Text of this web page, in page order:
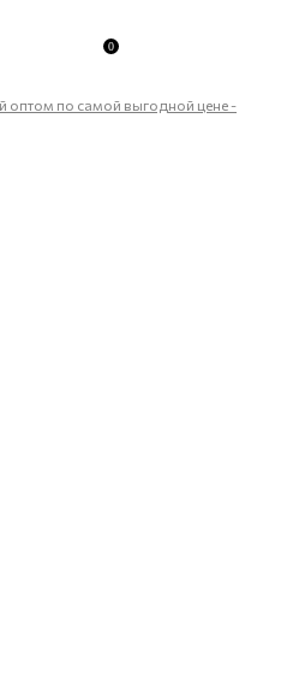
0
оптом по самой выгодной цене -